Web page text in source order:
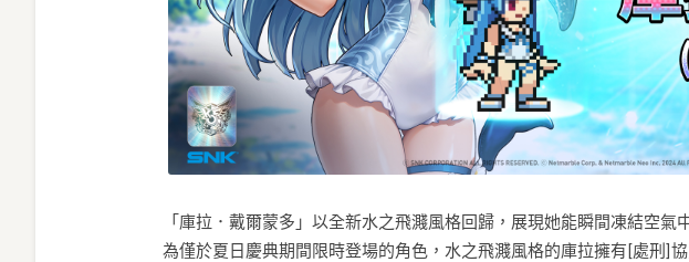
「庫拉．戴爾蒙多」以全新水之飛濺風格回歸，展現她能瞬間凍結空
為僅於夏日慶典期間限時登場的角色，水之飛濺風格的庫拉擁有[處刑]